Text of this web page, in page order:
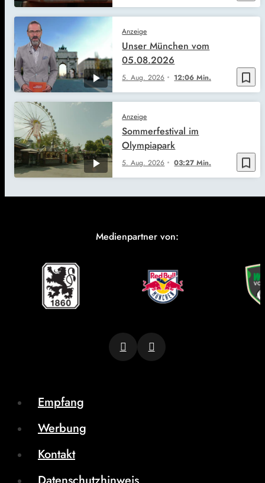
bookmark_border
Anzeige
5. Aug. 2026 12:06 Min.
Unser München vom
05.08.2026
bookmark_border
Anzeige
5. Aug. 2026 03:27 Min.
Sommerfestival im
Olympiapark
Medienpartner von:
Empfang
Werbung
Kontakt